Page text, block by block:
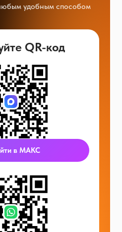
удобным способом
QR-код
в МАКС